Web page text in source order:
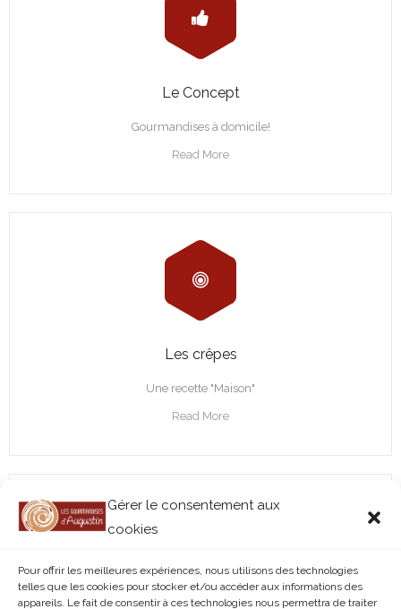
Gérer le consentement aux
cookies
Pour offrir les meilleures expériences, nous utilisons des technologies
telles que les cookies pour stocker et/ou accéder aux informations des
appareils. Le fait de consentir à ces technologies nous permettra de traiter
Le Concept
Gourmandises à domicile!
Read More
Les crêpes
Une recette "Maison"
Read More